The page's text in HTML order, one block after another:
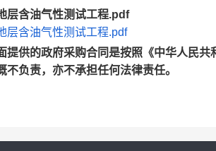
层含油气性测试工程.pdf
层含油气性测试工程.pdf
提供的政府采购合同是按照《中华人民
不负责，亦不承担任何法律责任。